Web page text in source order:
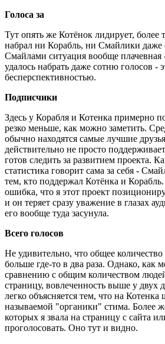
Голоса за
Тут опять же Котёнок лидирует, более
набрал ни Корабль, ни Смайлики даже
Смайлами ситуация вообще плачевная
удалось набрать даже сотню голосов -
бесперспективностью.
Подписчики
Здесь у Корабля и Котенка примерно
резко меньше, как можно заметить.
обычно находятся самые лучшие
действительно не просто
готов следить за развитием проекта.
статистика говорит сама за себя -
тем, кто поддержал Котёнка и
ошибка, что я этот проект
и он теряет сразу уважение в глазах
его вообще туда засунула.
Всего голосов
Не удивительно, что общее количество
больше где-то в два раза. Однако, как
сравнению с общим количеством
страницу, вовлеченность выше у двух
легко объясняется тем, что на
называемой "органики" стима. Более
которых я звала на страницу с сайта
проголосовать. Оно тут и видно.